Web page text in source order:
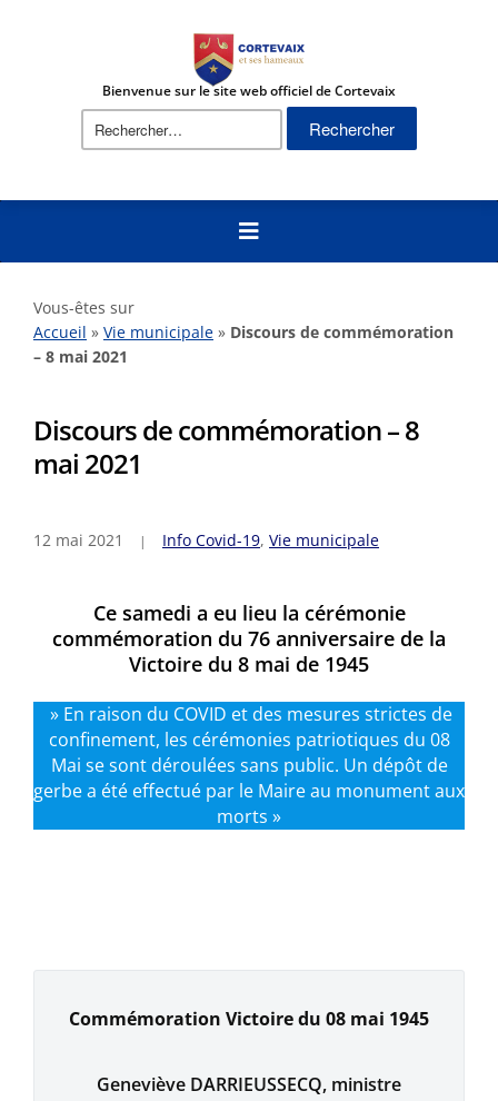
Bienvenue sur le site web officiel de Cortevaix
Rechercher :
Vous-êtes sur
Accueil » Vie municipale » Discours de commémoration
– 8 mai 2021
Discours de commémoration – 8
mai 2021
12 mai 2021 Info Covid-19, Vie municipale
Ce samedi a eu lieu la cérémonie
commémoration du 76 anniversaire de la
Victoire du 8 mai de 1945
» En raison du COVID et des mesures strictes de
confinement, les cérémonies patriotiques du 08
Mai se sont déroulées sans public. Un dépôt de
gerbe a été effectué par le Maire au monument aux
morts »
Commémoration Victoire du 08 mai 1945
Geneviève DARRIEUSSECQ, ministre